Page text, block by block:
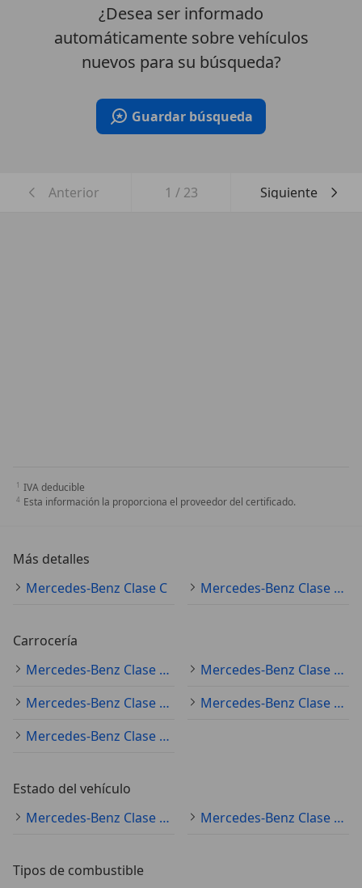
¿Desea ser informado
automáticamente sobre vehículos
nuevos para su búsqueda?
Guardar búsqueda
Anterior 1 / 23 Siguiente
IVA deducible
Esta información la proporciona el proveedor del certificado.
Más detalles
Mercedes-Benz Clase C
Mercedes-Benz Clase C Especificaciones técnicas
Carrocería
Mercedes-Benz Clase C (todo) sedán
Mercedes-Benz Clase C (todo) familiar
Mercedes-Benz Clase C (todo) coupé
Mercedes-Benz Clase C (todo) monovolumen
Mercedes-Benz Clase C (todo) cabrio
Estado del vehículo
Mercedes-Benz Clase C (todo) ocasión
Mercedes-Benz Clase C (todo) nuevo
Tipos de combustible